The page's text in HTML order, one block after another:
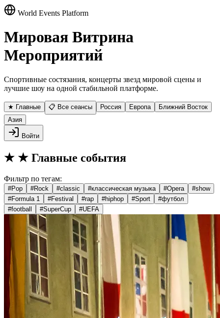
World Events Platform
Мировая Витрина
Мероприятий
Спортивные состязания, концерты звезд мировой сцены и
лучшие шоу на одной стабильной платформе.
★ Главные 📋 Все сеансы Россия Европа
Ближний Восток
Азия
Войти
★ ★ Главные события
Фильтр по тегам:
#Pop #Rock #classic #классическая музыка #Opera #show
#Formula 1 #Festival #rap #hiphop #Sport #футбол
#football #SuperCup #UEFA